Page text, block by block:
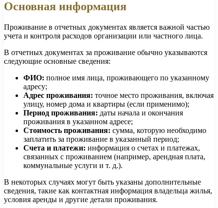
Основная информация
Проживание в отчетных документах является важной частью
учета и контроля расходов организации или частного лица.
В отчетных документах за проживание обычно указываются
следующие основные сведения:
ФИО: полное имя лица, проживающего по указанному
адресу;
Адрес проживания: точное место проживания, включая
улицу, номер дома и квартиры (если применимо);
Период проживания: даты начала и окончания
проживания в указанном адресе;
Стоимость проживания: сумма, которую необходимо
заплатить за проживание в указанный период;
Счета и платежи: информация о счетах и платежах,
связанных с проживанием (например, арендная плата,
коммунальные услуги и т. д.).
В некоторых случаях могут быть указаны дополнительные
сведения, такие как контактная информация владельца жилья,
условия аренды и другие детали проживания.